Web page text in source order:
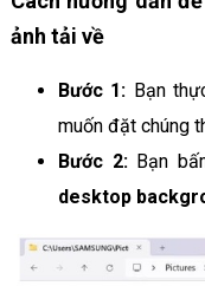
ảnh tải về
Bước 1: Bạn
muốn đặt chúng
Bước 2:Bạn
desktop